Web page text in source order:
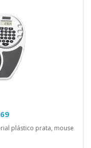
plástico prata, mouse